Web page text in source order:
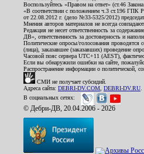
Воспользуйтесь «Правом на ответ» (ст.46
«В соответствии с положением ч.3 ст.196 ГПК
от 22.08.2012 г. (дело №33-5325/2012)
Мнения авторов материалов не всегда
Редакция не несет ответственность за
ДВ», ответственность за достоверность и
Политические опросы/голосования проводятся
(лица), заказавшее (заказавших) проведение
Часовой пояс сервера UTC+11 (AEST),
Если вы обнаружили ошибки на сайте,
Распространение информации о политической,
СМИ не получает субсидий.
Адреса сайта: DEBRI-DV.COM DEBRI-DV.RU
В социальных сетях:
© Дебри-ДВ, 20.04.2006 - 2026